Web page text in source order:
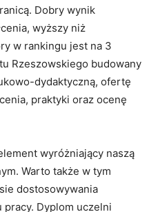
Dobry wynik
wyższy niż
w rankingu jest na 3
Rzeszowskiego budowany
dydaktyczną, ofertę
praktyki oraz ocenę
wyróżniający naszą
Warto także w tym
dostosowywania
Dyplom uczelni